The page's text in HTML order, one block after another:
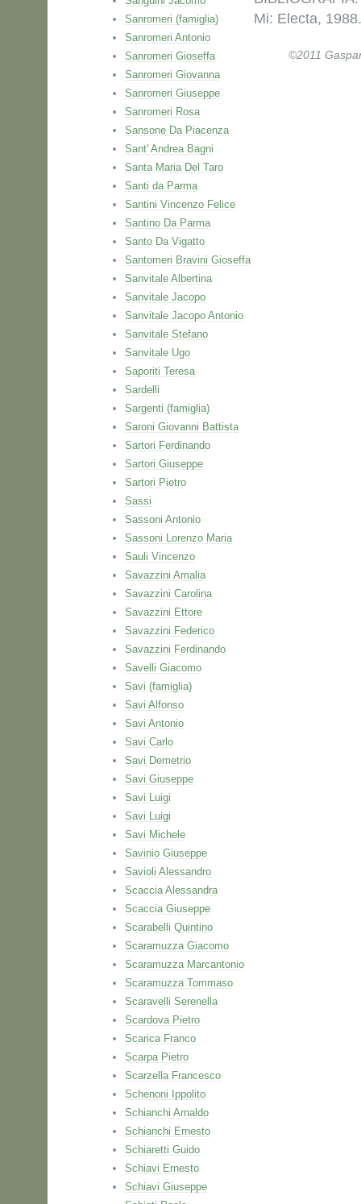
Sanromeri (famiglia)
Sanromeri Antonio
Sanromeri Gioseffa
Sanromeri Giovanna
Sanromeri Giuseppe
Sanromeri Rosa
Sansone Da Piacenza
Sant' Andrea Bagni
Santa Maria Del Taro
Santi da Parma
Santini Vincenzo Felice
Santino Da Parma
Santo Da Vigatto
Santomeri Bravini Gioseffa
Sanvitale Albertina
Sanvitale Jacopo
Sanvitale Jacopo Antonio
Sanvitale Stefano
Sanvitale Ugo
Saporiti Teresa
Sardelli
Sargenti (famiglia)
Saroni Giovanni Battista
Sartori Ferdinando
Sartori Giuseppe
Sartori Pietro
Sassi
Sassoni Antonio
Sassoni Lorenzo Maria
Sauli Vincenzo
Savazzini Amalia
Savazzini Carolina
Savazzini Ettore
Savazzini Federico
Savazzini Ferdinando
Savelli Giacomo
Savi (famiglia)
Savi Alfonso
Savi Antonio
Savi Carlo
Savi Demetrio
Savi Giuseppe
Savi Luigi
Savi Luigi
Savi Michele
Savinio Giuseppe
Savioli Alessandro
Scaccia Alessandra
Scaccia Giuseppe
Scarabelli Quintino
Scaramuzza Giacomo
Scaramuzza Marcantonio
Scaramuzza Tommaso
Scaravelli Serenella
Scardova Pietro
Scarica Franco
Scarpa Pietro
Scarzella Francesco
Schenoni Ippolito
Schianchi Arnaldo
Schianchi Ernesto
Schiaretti Guido
Schiavi Ernesto
Schiavi Giuseppe
Mi: Electa, 1988.
©2011